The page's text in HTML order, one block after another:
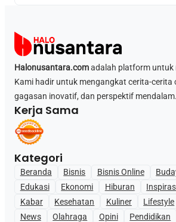
Halonusantara.comadalah platform
Kami hadir untuk mengangkat cerita-cerita
gagasan inovatif, dan perspektif mendalam.
Kerja Sama
Kategori
Beranda Bisnis Bisnis Online
Edukasi
Ekonomi Hiburan
Kabar
Kesehatan Kuliner Lifestyle
News
Olahraga Opini Pendidikan